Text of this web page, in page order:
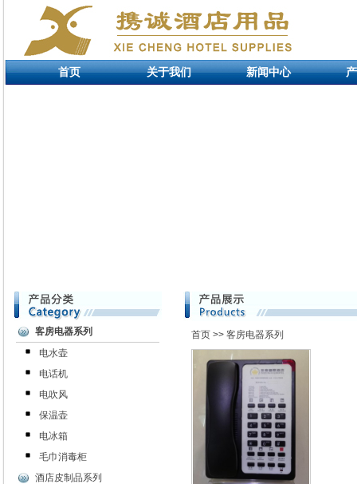
首页 关于我们 新闻中心
客房电器系列
电水壶
电话机
电吹风
保温壶
电冰箱
毛巾消毒柜
酒店皮制品系列
首页 >> 客房电器系列